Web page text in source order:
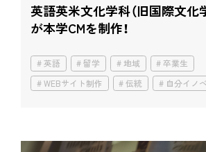
英語英米文化学科（旧国際文化
が本学CMを制作！
英語 留学 地域
卒業生
WEBサイト制作
伝統 自分イノ